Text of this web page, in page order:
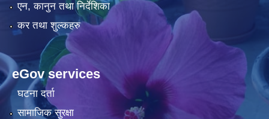
एन, कानुन तथा निर्देशिका
कर तथा शुल्कहरु
eGov services
घटना दर्ता
सामाजिक सुरक्षा